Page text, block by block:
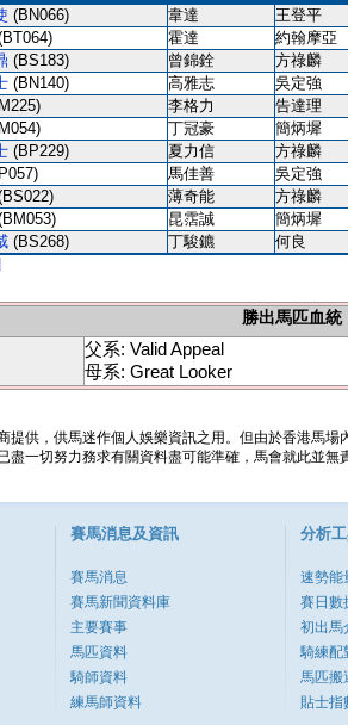
(BN066) 韋達 王登平
霍達 約翰摩亞
(BS183) 曾錦銓 方祿麟
(BN140) 高雅志 吳定強
李格力 告達理
丁冠豪 簡炳墀
(BP229) 夏力信 方祿麟
馬佳善 吳定強
薄奇能 方祿麟
昆霑誠 簡炳墀
(BS268) 丁駿鑣
何良
勝出馬匹血統
父系: Valid Appeal
母系: Great Looker
提供，供馬迷作個人娛樂資訊之用。但由於香港馬
盡一切努力務求有關資料盡可能準確，馬會就此並
賽馬消息及資訊
賽馬消息
賽馬新聞資料庫
主要賽事
馬匹資料
騎師資料
練馬師資料
分析
速勢能
賽日數
初出馬
騎練配
馬匹搬
貼士指